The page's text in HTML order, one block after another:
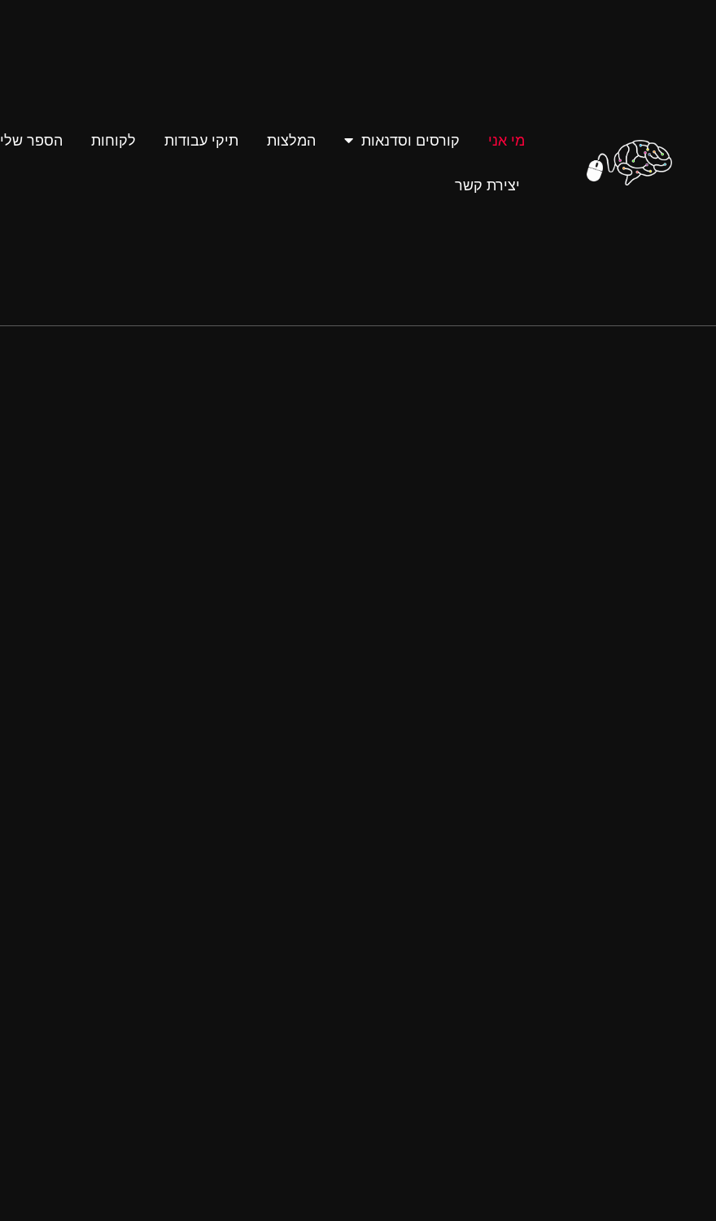
מי אני קורסים וסדנאות המלצות תיקי עבודות לקוחות הספר שלי
יצירת קשר